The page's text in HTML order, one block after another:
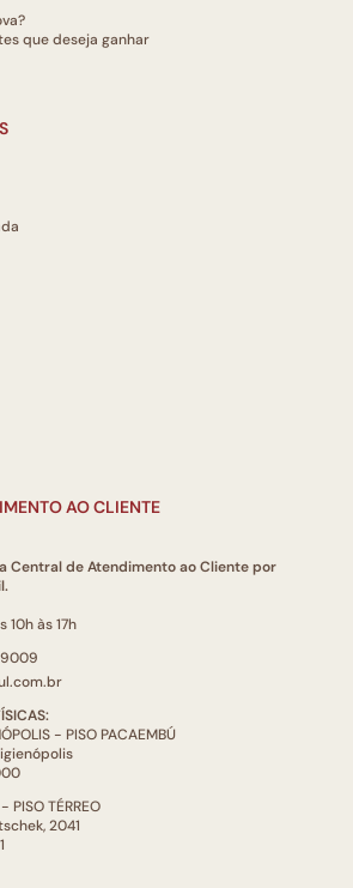
que deseja ganhar
AO CLIENTE
Central de Atendimento ao Cliente por
10h às 17h
- PISO PACAEMBÚ
PISO TÉRREO
2041